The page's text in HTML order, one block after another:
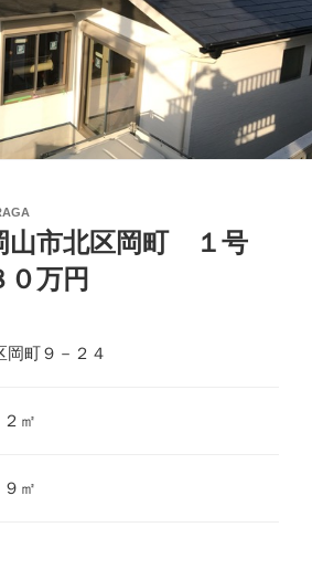
市北区岡町 １号
万円
岡町９－２４
㎡
㎡